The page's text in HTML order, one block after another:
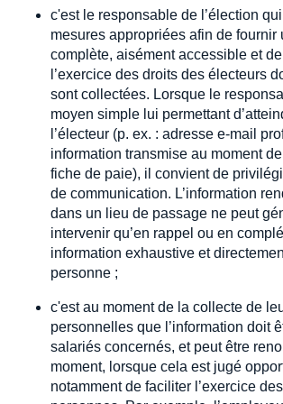
c'est le responsable de l’élection
mesures appropriées afin de fournir
complète, aisément accessible et
l’exercice des droits des électeurs
sont collectées. Lorsque le
moyen simple lui permettant
l’électeur (p. ex. : adresse e-mail
information transmise au moment
fiche de paie), il convient de
de communication. L’information
dans un lieu de passage ne peut
intervenir qu’en rappel ou en
information exhaustive et
personne ;
c'est au moment de la collecte de
personnelles que l’information doit
salariés concernés, et peut être
moment, lorsque cela est jugé
notamment de faciliter l’exercice